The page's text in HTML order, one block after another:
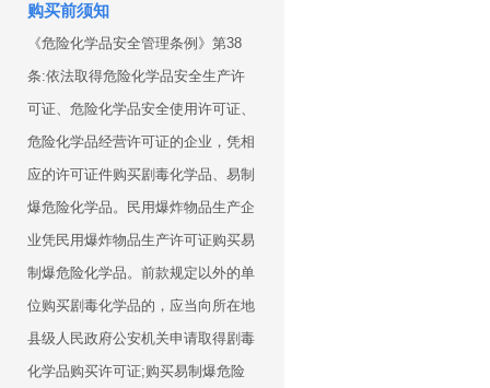
购买前须知
《危险化学品安全管理条例》第38
条:依法取得危险化学品安全生产许
可证、危险化学品安全使用许可证、
危险化学品经营许可证的企业，凭相
应的许可证件购买剧毒化学品、易制
爆危险化学品。民用爆炸物品生产企
业凭民用爆炸物品生产许可证购买易
制爆危险化学品。前款规定以外的单
位购买剧毒化学品的，应当向所在地
县级人民政府公安机关申请取得剧毒
化学品购买许可证;购买易制爆危险